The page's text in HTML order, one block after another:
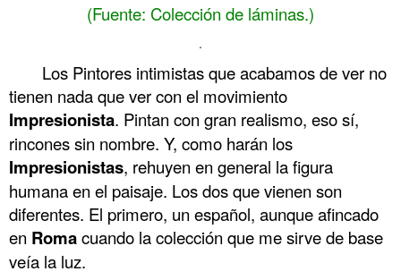
(Fuente: Colección de láminas.)
.
Los Pintores intimistas que acabamos de ver no
tienen nada que ver con el movimiento
Impresionista. Pintan con gran realismo, eso sí,
rincones sin nombre. Y, como harán los
Impresionistas, rehuyen en general la figura
humana en el paisaje. Los dos que vienen son
diferentes. El primero, un español, aunque afincado
en Romacuando la colección que me sirve de base
veía la luz.